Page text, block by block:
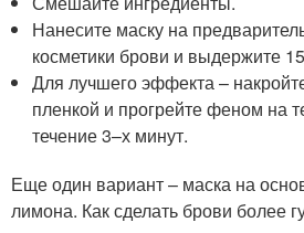
Нанесите маску на
косметики брови и выдержите
Для лучшего эффекта –
пленкой и прогрейте феном на
течение 3–х минут.
Еще один вариант – маска на
лимона. Как сделать брови более